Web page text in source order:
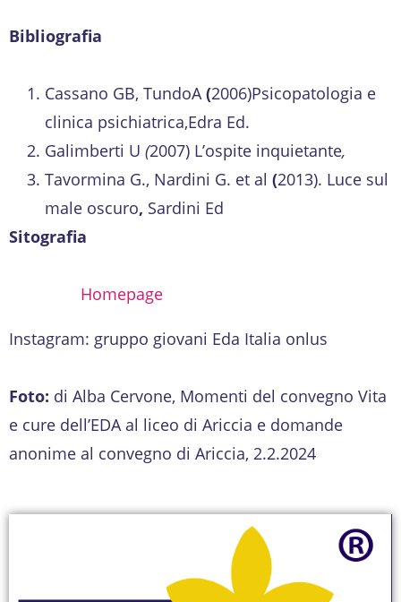
Bibliografia
Cassano GB, TundoA(2006)Psicopatologia e
clinica psichiatrica,Edra Ed.
Galimberti U (2007) L’ospite inquietante,
Tavormina G., Nardini G. et al (2013). Luce sul
male oscuro, Sardini Ed
Sitografia
Homepage
Instagram: gruppo giovani Eda Italia onlus
Foto: di Alba Cervone, Momenti del convegno Vita
e cure dell’EDA al liceo di Ariccia e domande
anonime al convegno di Ariccia, 2.2.2024